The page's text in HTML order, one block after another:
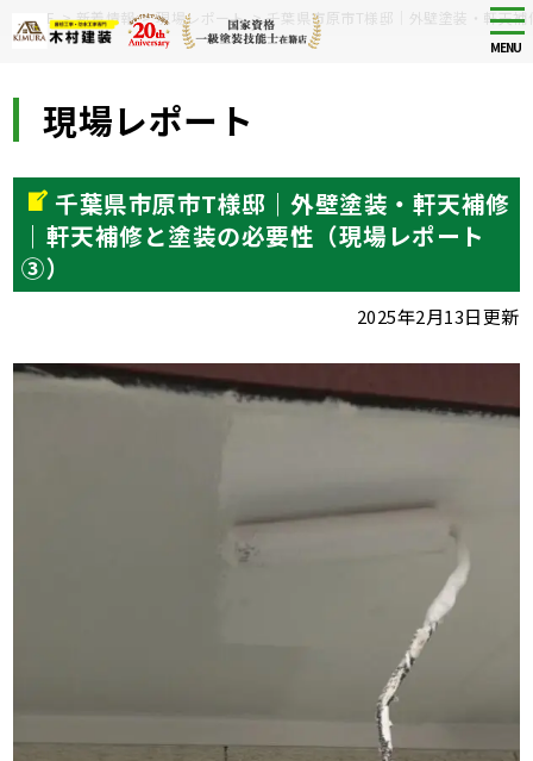
to
MENU
HOME>新着情報>現場レポート>千葉県市原市T様邸｜外壁塗装・軒天
現場レポート
千葉県市原市T様邸｜外壁塗装・軒天補修
｜軒天補修と塗装の必要性（現場レポート
③）
2025年2月13日更新